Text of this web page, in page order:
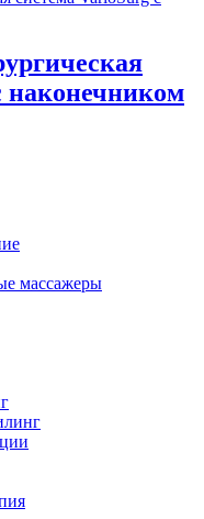
наконечником
массажеры